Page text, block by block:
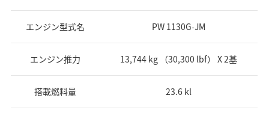
エンジン型式名 PW 1130G-JM
エンジン推力 13,744 kg （30,300 lbf） X 2基
搭載燃料量 23.6 kl